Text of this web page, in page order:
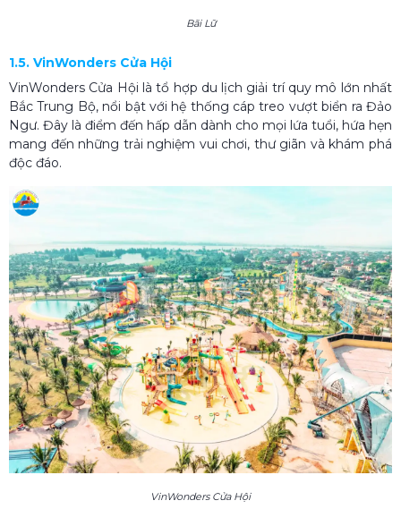
Bãi Lữ
1.5. VinWonders Cửa Hội
VinWonders Cửa Hội là tổ hợp du lịch giải trí quy mô lớn nhất
Bắc Trung Bộ, nổi bật với hệ thống cáp treo vượt biển ra Đảo
Ngư. Đây là điểm đến hấp dẫn dành cho mọi lứa tuổi, hứa hẹn
mang đến những trải nghiệm vui chơi, thư giãn và khám phá
độc đáo.
VinWonders Cửa Hội